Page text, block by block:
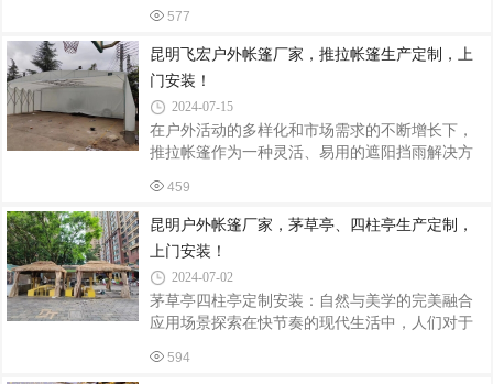
具有耐磨、防水、耐高低温及显著的遮阳性能。2.
的定制与安装过程，帮助您轻松打造一场难忘的
户外盛宴。一、酒席帐篷的定制1. 确定需求与规
格在定制酒席帐篷之前，首先需要明确您的具体
需求，包括使用场合、预计容纳人数、所需功能
（如遮阳、防雨、保暖等）以及预算等。这些因
素将直接影响帐篷的规格、材质和设计风格。2.
选择合适的材质酒席帐篷的材质多种多样，常见
的有PVC、牛津布、铝合金框架等。PVC材质防水
577
昆明飞宏户外帐篷厂家，推拉帐篷生产定制，上
门安装！
2024-07-15
在户外活动的多样化和市场需求的不断增长下，
推拉帐篷作为一种灵活、易用的遮阳挡雨解决方
篷的生产流程与安装步骤，展现其便捷性与耐用
性的完美结合。一、推拉帐篷的生产流程1. 材料
选择与采购推拉帐篷的生产始于高质量材料的选
择。支架通常采用镀锌圆管等优质管材，以确保
其抗风压能力和稳定性。篷布则多选用PVC布
料，因其具有优异的防水、防晒和耐用性能。此
外，根据客户需求，还可选用具有防紫外线功能
的特殊面料。2. 设计与裁剪在材料准备就绪后，
459
昆明户外帐篷厂家，茅草亭、四柱亭生产定制，
上门安装！
2024-07-02
茅草亭四柱亭定制安装：自然与美学的完美融合
应用场景探索在快节奏的现代生活中，人们对于
一种集自然韵味、文化底蕴与实用功能于一体的
594